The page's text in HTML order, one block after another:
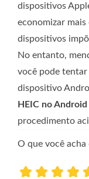
dispositivos
economizar mais
dispositivos
No entanto,
você pode
dispositivo
HEIC no Android
procedimento
O que você acha